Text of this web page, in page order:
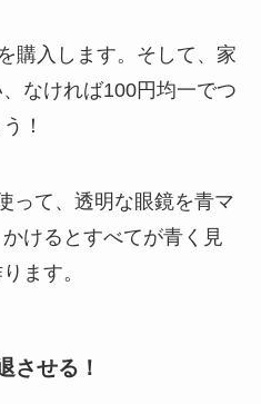
購入します。そして、家
なければ100円均一でつ
！
って、透明な眼鏡を青マ
けるとすべてが青く見
ます。
させる！